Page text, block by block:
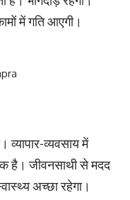
में गति आएगी।
व्यवसाय में
है। जीवनसाथी से मदद
अच्छा रहेगा।